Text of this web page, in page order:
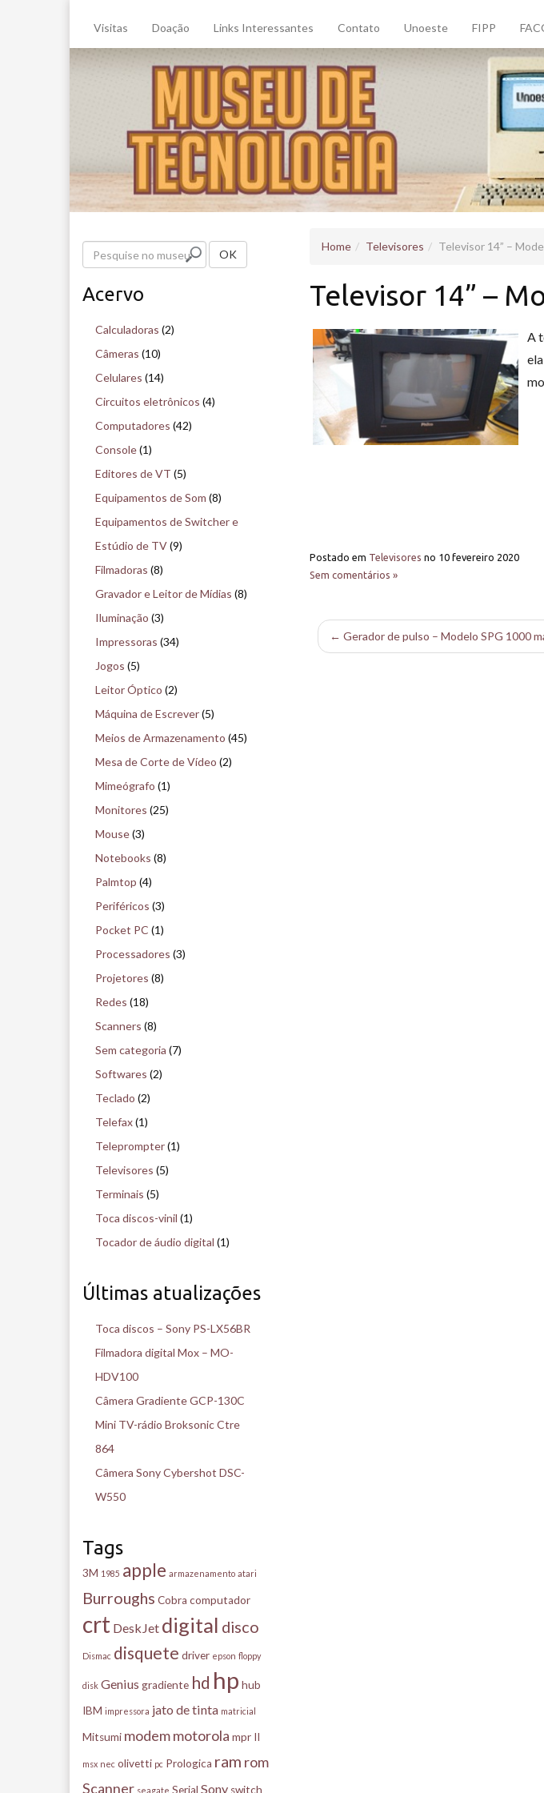
Visitas Doação Links Interessantes Contato Unoeste FIPP
Home Televisores Televisor 14” –
Televisor 14” –
A
Postado em Televisores no 10 fevereiro 2020
Sem comentários »
← Gerador de pulso – Modelo SPG 1000
s
OK
Acervo
Calculadoras (2)
Câmeras (10)
Celulares (14)
Circuitos eletrônicos (4)
Computadores (42)
Console(1)
Editores de VT (5)
Equipamentos de Som (8)
Equipamentos de Switcher e
Estúdio de TV(9)
Filmadoras (8)
Gravador e Leitor de Mídias (8)
Iluminação (3)
Impressoras (34)
Jogos (5)
Leitor Óptico (2)
Máquina de Escrever(5)
Meios de Armazenamento (45)
Mesa de Corte de Vídeo (2)
Mimeógrafo (1)
Monitores (25)
Mouse(3)
Notebooks (8)
Palmtop (4)
Periféricos (3)
Pocket PC (1)
Processadores (3)
Projetores (8)
Redes (18)
Scanners (8)
Sem categoria (7)
Softwares (2)
Teclado (2)
Telefax(1)
Teleprompter(1)
Televisores (5)
Terminais (5)
Toca discos-vinil (1)
Tocador de áudio digital (1)
Últimas atualizações
Toca discos – Sony PS-LX56BR
Filmadora digital Mox – MO-
HDV100
Câmera Gradiente GCP-130C
Mini TV-rádio Broksonic Ctre
864
Câmera Sony Cybershot DSC-
W550
Tags
3M 1985 apple armazenamento atari
Burroughs Cobra computador
crt DeskJet digital disco
Dismac disquete driver epson floppy
disk Genius gradiente hd hp hub
IBM impressora jato de tinta matricial
Mitsumi modemmotorola mpr II
msx nec olivetti pc Prologica ram rom
Scanner seagate Serial Sony switch